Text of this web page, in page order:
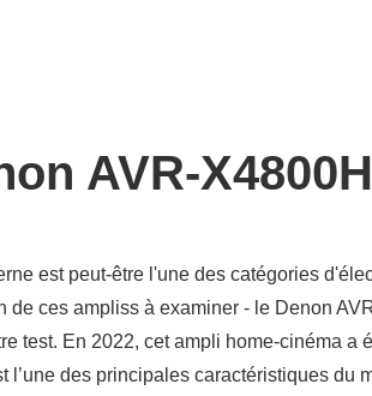
AVR-X4800H
est peut-être l'une des catégories
de ces ampliss à examiner - le Denon
test. En 2022, cet ampli home-cinéma a
l’une des principales caractéristiques du